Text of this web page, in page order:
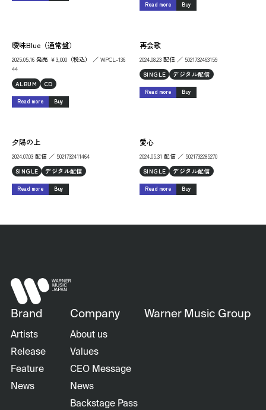
Read more Buy
曖昧Blue（通常盤）
2025.05.16 発売 ￥3,000（税込） ／ WPCL-136
44
ALBUM
CD
Read more Buy
再会歌
2024.08.23 配信 ／ 5021732463159
SINGLE
デジタル配信
Read more Buy
夕陽の上
2024.07.03 配信 ／ 5021732411464
SINGLE
デジタル配信
Read more Buy
愛心
2024.05.31 配信 ／ 5021732285270
SINGLE
デジタル配信
Read more Buy
Brand
Artists
Release
Feature
News
Company
About us
Values
CEO Message
News
Backstage Pass
Warner Music Group